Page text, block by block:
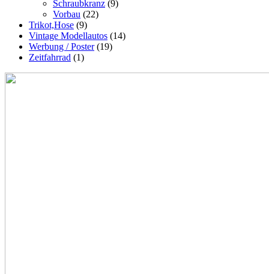
Schraubkranz (9)
Vorbau (22)
Trikot,Hose (9)
Vintage Modellautos (14)
Werbung / Poster (19)
Zeitfahrrad (1)